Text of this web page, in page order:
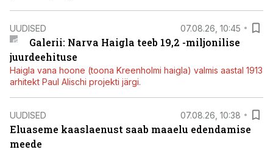
UUDISED 07.08.26, 10:45
Galerii: Narva Haigla teeb 19,2 -miljonilise
juurdeehituse
Haigla vana hoone (toona Kreenholmi haigla) valmis aastal 1913
arhitekt Paul Alischi projekti järgi.
UUDISED 07.08.26, 10:38
Eluaseme kaaslaenust saab maaelu edendamise
meede